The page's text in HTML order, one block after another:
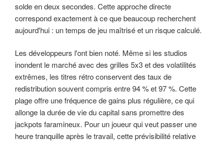
solde en deux secondes. Cette approche directe
correspond exactement à ce que beaucoup recherchent
aujourd'hui : un temps de jeu maîtrisé et un risque calculé.
Les développeurs l'ont bien noté. Même si les studios
inondent le marché avec des grilles 5x3 et des volatilités
extrêmes, les titres rétro conservent des taux de
redistribution souvent compris entre 94 % et 97 %. Cette
plage offre une fréquence de gains plus régulière, ce qui
allonge la durée de vie du capital sans promettre des
jackpots faramineux. Pour un joueur qui veut passer une
heure tranquille après le travail, cette prévisibilité relative